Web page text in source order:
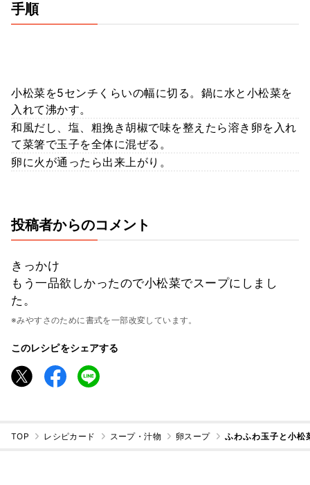
手順
小松菜を5センチくらいの幅に切る。鍋に水と小松菜を
入れて沸かす。
和風だし、塩、粗挽き胡椒で味を整えたら溶き卵を入れ
て菜箸で玉子を全体に混ぜる。
卵に火が通ったら出来上がり。
投稿者からのコメント
きっかけ
もう一品欲しかったので小松菜でスープにしまし
た。
※みやすさのために書式を一部改変しています。
このレシピをシェアする
TOP レシピカード スープ・汁物 卵スープ ふわふわ玉子と小松